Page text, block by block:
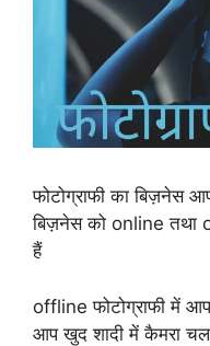
फोटोग्राफी का
बिज़नेस को online तथा
हैं
offline फोटोग्राफी में
आप खुद शादी में कैमरा